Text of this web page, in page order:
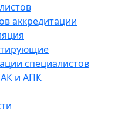
аккредитации
специалистов
и АПК